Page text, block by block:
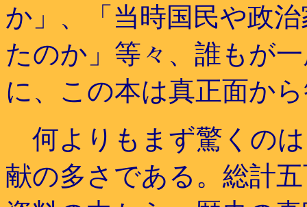
か」、「当時国民や政
たのか」等々、誰もが
に、この本は真正面か
何よりもまず驚くの
献の多さである。総計